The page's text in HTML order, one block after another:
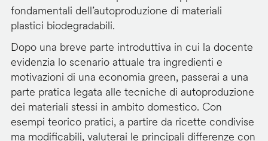
fondamentali dell’autoproduzione di materiali
plastici biodegradabili.
Dopo una breve parte introduttiva in cui la docente
evidenzia lo scenario attuale tra ingredienti e
motivazioni di una economia green, passerai a una
parte pratica legata alle tecniche di autoproduzione
dei materiali stessi in ambito domestico. Con
esempi teorico pratici, a partire da ricette condivise
ma modificabili, valuterai le principali differenze con